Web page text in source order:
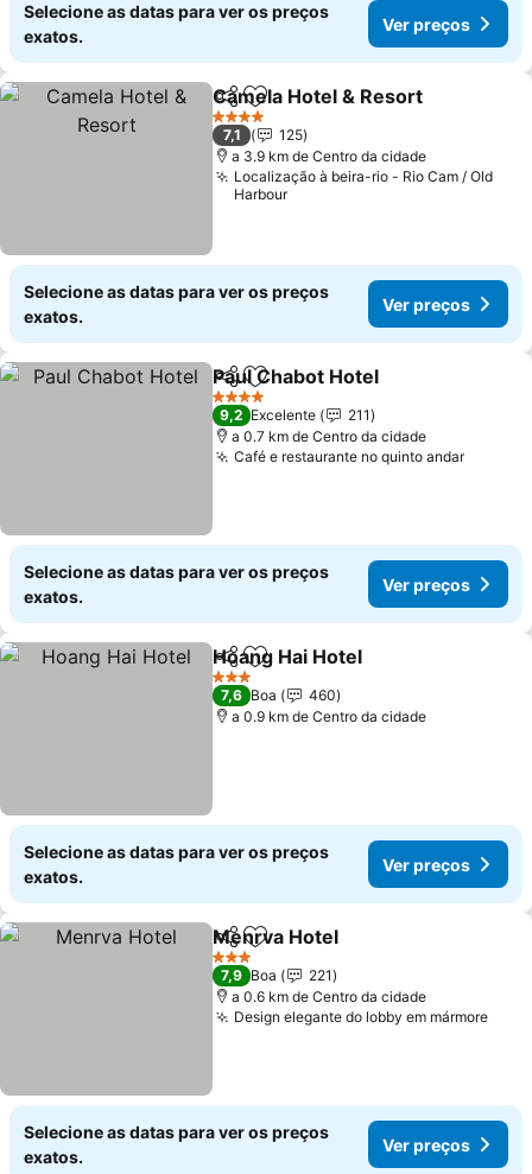
Selecione as datas para ver os preços
exatos.
Ver preços
PartilharAdicionar aos favoritos
Camela Hotel & Resort
4 Estrelas
7,1
125
a 3.9 km de Centro da cidade
Localização à beira-rio - Rio Cam / Old
Harbour
Selecione as datas para ver os preços
exatos.
Ver preços
PartilharAdicionar aos favoritos
Paul Chabot Hotel
4 Estrelas
9,2 Excelente
211
a 0.7 km de Centro da cidade
Café e restaurante no quinto andarVer
Selecione as datas para ver os preços
exatos.
Ver preços
PartilharAdicionar aos favoritos
Hoang Hai Hotel
3 Estrelas
7,6 Boa
460
a 0.9 km de Centro da cidade
Selecione as datas para ver os preços
exatos.
Ver preços
PartilharAdicionar aos favoritos
Menrva Hotel
3 Estrelas
7,9 Boa
221
a 0.6 km de Centro da cidade
Design elegante do lobby em mármoreVer
Selecione as datas para ver os preços
exatos.
Ver preços